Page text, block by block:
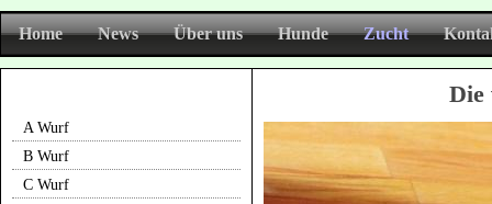
Home News Über uns Hunde Zucht
A Wurf
B Wurf
C Wurf
Die